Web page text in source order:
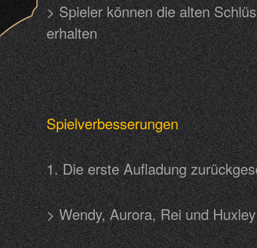
> Spieler können die alten
erhalten
Spielverbesserungen
1. Die erste Aufladung
> Wendy, Aurora, Rei und